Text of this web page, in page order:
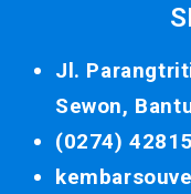
Jl.
Sewon,
(0274)